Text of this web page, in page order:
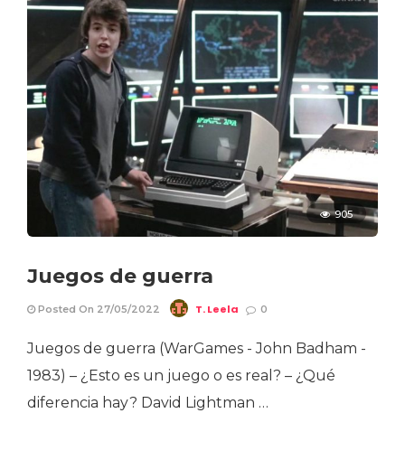
905
Juegos de guerra
Posted On 27/05/2022 T. Leela 0
Juegos de guerra (WarGames - John Badham -
1983) – ¿Esto es un juego o es real? – ¿Qué
diferencia hay? David Lightman …